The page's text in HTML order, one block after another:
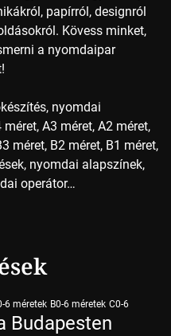
papírról, designról
Kövess minket,
a nyomdaipar
nyomdai
A3 méret, A2 méret,
méret, B2 méret, B1 méret,
nyomdai alapszínek,
operátor…
6 méretek B0-6 méretek C0-6
Budapesten